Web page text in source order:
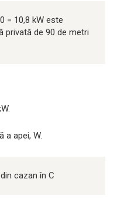
= 10,8 kW este
privată de 90 de metri
a apei, W.
cazan în C